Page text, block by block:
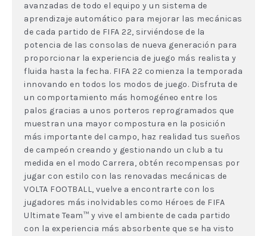
avanzadas de todo el equipo y un sistema de
aprendizaje automático para mejorar las mecánicas
de cada partido de FIFA 22, sirviéndose de la
potencia de las consolas de nueva generación para
proporcionar la experiencia de juego más realista y
fluida hasta la fecha. FIFA 22 comienza la temporada
innovando en todos los modos de juego. Disfruta de
un comportamiento más homogéneo entre los
palos gracias a unos porteros reprogramados que
muestran una mayor compostura en la posición
más importante del campo, haz realidad tus sueños
de campeón creando y gestionando un club a tu
medida en el modo Carrera, obtén recompensas por
jugar con estilo con las renovadas mecánicas de
VOLTA FOOTBALL, vuelve a encontrarte con los
jugadores más inolvidables como Héroes de FIFA
Ultimate Team™ y vive el ambiente de cada partido
con la experiencia más absorbente que se ha visto